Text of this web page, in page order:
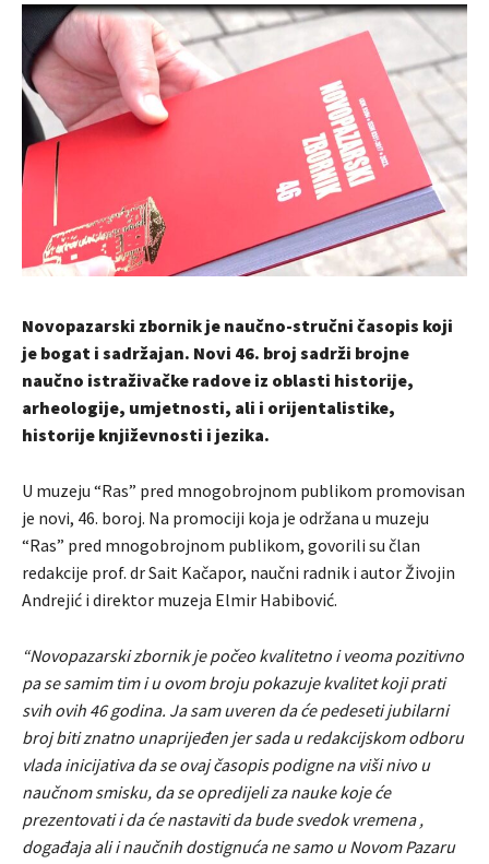
Novopazarski zbornik je naučno-stručni časopis koji
je bogat i sadržajan. Novi 46. broj sadrži brojne
naučno istraživačke radove iz oblasti historije,
arheologije, umjetnosti, ali i orijentalistike,
historije književnosti i jezika.
U muzeju “Ras” pred mnogobrojnom publikom promovisan
je novi, 46. boroj. Na promociji koja je održana u muzeju
“Ras” pred mnogobrojnom publikom, govorili su član
redakcije prof. dr Sait Kačapor, naučni radnik i autor Živojin
Andrejić i direktor muzeja Elmir Habibović.
“Novopazarski zbornik je počeo kvalitetno i veoma pozitivno
pa se samim tim i u ovom broju pokazuje kvalitet koji prati
svih ovih 46 godina. Ja sam uveren da će pedeseti jubilarni
broj biti znatno unaprijeđen jer sada u redakcijskom odboru
vlada inicijativa da se ovaj časopis podigne na viši nivo u
naučnom smisku, da se opredijeli za nauke koje će
prezentovati i da će nastaviti da bude svedok vremena ,
događaja ali i naučnih dostignuća ne samo u Novom Pazaru